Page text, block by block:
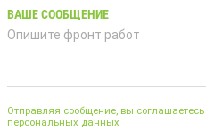
ВАШЕ СООБЩЕНИЕ
Отправляя сообщение, вы
персональных данных